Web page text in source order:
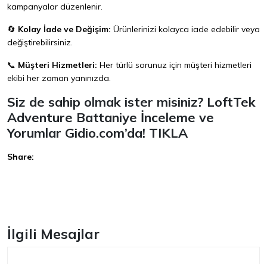
kampanyalar düzenlenir.
🔄 Kolay İade ve Değişim: Ürünlerinizi kolayca iade edebilir veya
değiştirebilirsiniz.
📞 Müşteri Hizmetleri: Her türlü sorunuz için müşteri hizmetleri
ekibi her zaman yanınızda.
Siz de sahip olmak ister misiniz? LoftTek
Adventure Battaniye İnceleme ve
Yorumlar Gidio.com’da! TIKLA
Share:
İlgili Mesajlar